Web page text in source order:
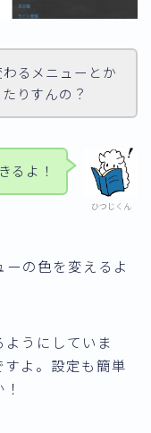
るメニューとか
りすんの？
ひつじくん
るよ！
の色を変えるよ
うにしていま
よ。設定も簡単